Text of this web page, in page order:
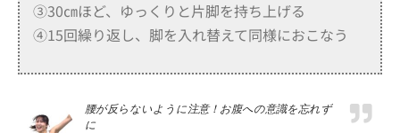
③30㎝ほど、ゆっくりと片脚を持ち上げる
④15回繰り返し、脚を入れ替えて同様におこなう
腰が反らないように注意！お腹への意識を忘れず
に